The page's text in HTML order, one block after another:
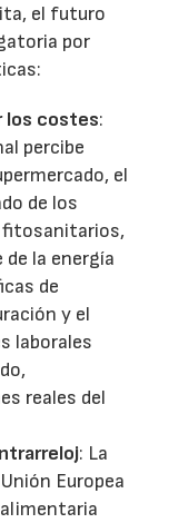
el futuro
por
los costes:
percibe
el
de los
la energía
de
y el
laborales
reales del
: La
Europea